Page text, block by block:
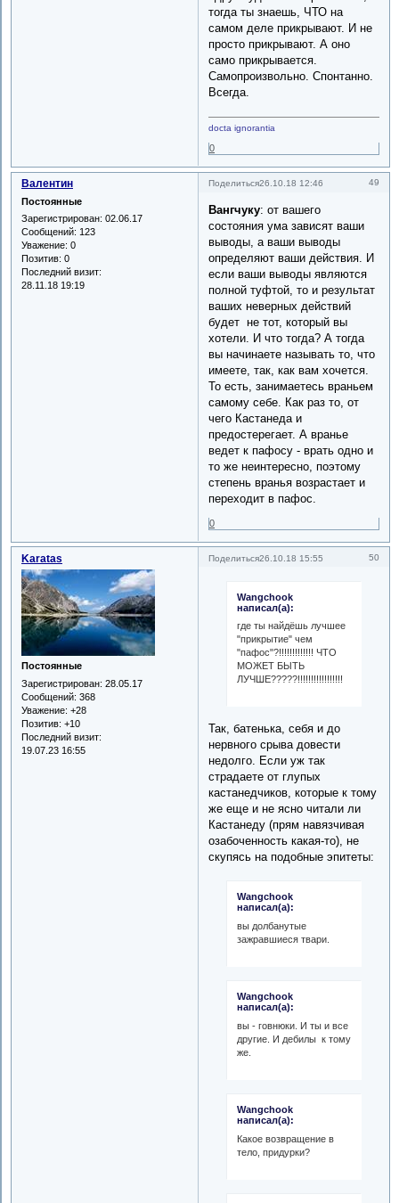
тогда ты знаешь, ЧТО на
самом деле прикрывают. И не
просто прикрывают. А оно
само прикрывается.
Самопроизвольно. Спонтанно.
Всегда.
docta ignorantia
0
Поделиться 49
26.10.18 12:46
Валентин
Постоянные
Зарегистрирован: 02.06.17
Сообщений: 123
Уважение: 0
Позитив: 0
Последний визит:
28.11.18 19:19
Вангчуку: от вашего
состояния ума зависят ваши
выводы, а ваши выводы
определяют ваши действия. И
если ваши выводы являются
полной туфтой, то и результат
ваших неверных действий
будет не тот, который вы
хотели. И что тогда? А тогда
вы начинаете называть то, что
имеете, так, как вам хочется.
То есть, занимаетесь враньем
самому себе. Как раз то, от
чего Кастанеда и
предостерегает. А вранье
ведет к пафосу - врать одно и
то же неинтересно, поэтому
степень вранья возрастает и
переходит в пафос.
0
Поделиться 50
26.10.18 15:55
Karatas
Постоянные
Зарегистрирован: 28.05.17
Сообщений: 368
Уважение: +28
Позитив: +10
Последний визит:
19.07.23 16:55
Wangchook
написал(а):
где ты найдёшь лучшее
"прикрытие" чем
"пафос"?!!!!!!!!!!!!! ЧТО
МОЖЕТ БЫТЬ
ЛУЧШЕ?????!!!!!!!!!!!!!!!!!
Так, батенька, себя и до
нервного срыва довести
недолго. Если уж так
страдаете от глупых
кастанедчиков, которые к тому
же еще и не ясно читали ли
Кастанеду (прям навязчивая
озабоченность какая-то), не
скупясь на подобные эпитеты:
Wangchook
написал(а):
вы долбанутые
зажравшиеся твари.
Wangchook
написал(а):
вы - говнюки. И ты и все
другие. И дебилы к тому
же.
Wangchook
написал(а):
Какое возвращение в
тело, придурки?